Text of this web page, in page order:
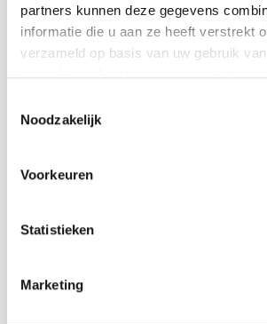
partners kunnen deze gegevens
informatie die u aan ze heeft verstrekt
verzameld op basis van uw gebruik
Noodzakelijk
Voorkeuren
Statistieken
Marketing
Telefoonnummer
E-
contactpersoon